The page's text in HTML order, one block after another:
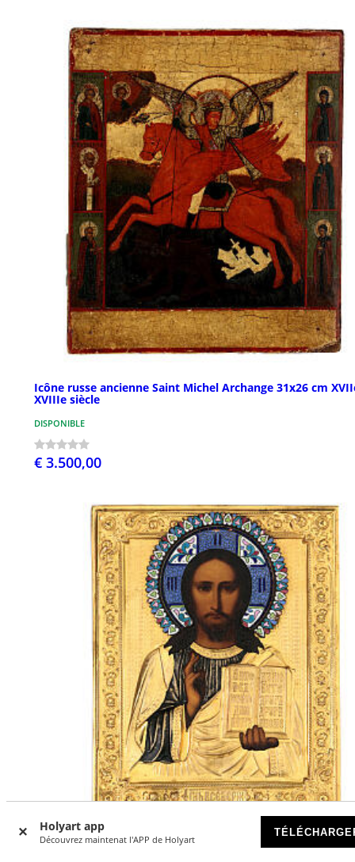
Holyart app
Découvrez maintenat l'APP de Holyart
Icône russe ancienne Saint Michel Archange 31x26 cm
XVIIIe siècle
DISPONIBLE
€ 3.500,00